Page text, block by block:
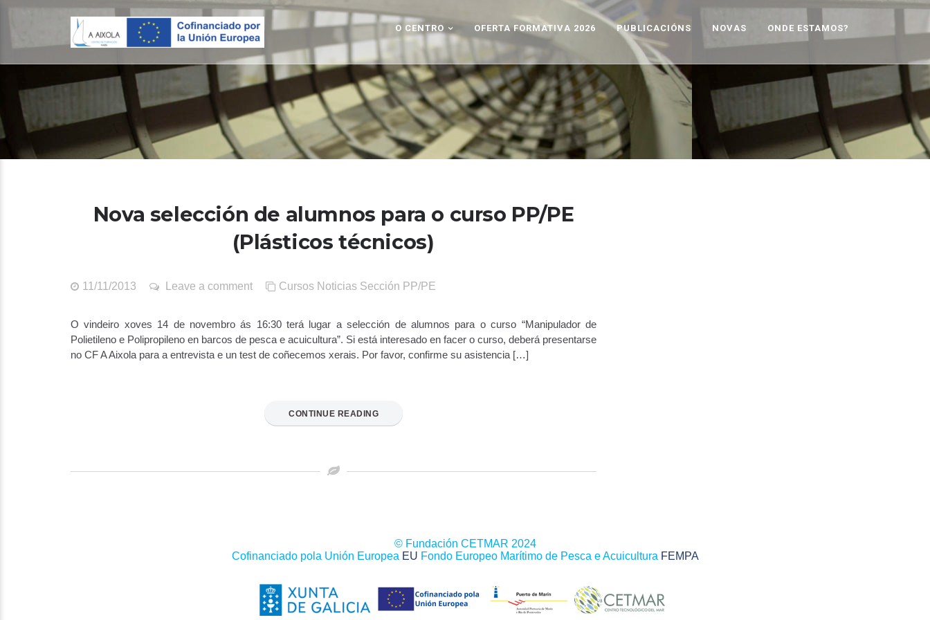
O CENTRO OFERTA FORMATIVA 2026 PUBLICACIÓNS NOVAS ONDE ESTAMOS?
Nova selección de alumnos para o curso PP/PE
(Plásticos técnicos)
11/11/2013 Leave a comment Cursos Noticias Sección PP/PE
O vindeiro xoves 14 de novembro ás 16:30 terá lugar a selección de alumnos para o curso “Manipulador de
Polietileno e Polipropileno en barcos de pesca e acuicultura”. Si está interesado en facer o curso, deberá presentarse
no CF A Aixola para a entrevista e un test de coñecemos xerais. Por favor, confirme su asistencia […]
CONTINUE READING
© Fundación CETMAR 2024
Cofinanciado pola Unión Europea EU Fondo Europeo Marítimo de Pesca e Acuicultura FEMPA